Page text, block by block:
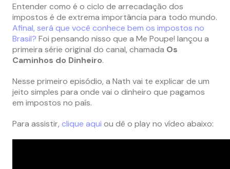
Entender como é o ciclo de arrecadação dos
impostos é de extrema importância para todo mundo.
Afinal, será que você conhece bem os impostos no
Brasil? Foi pensando nisso que a Me Poupe! lançou a
primeira série original do canal, chamada Os
Caminhos do Dinheiro.
Nesse primeiro episódio, a Nath vai te explicar de um
jeito simples para onde vai o dinheiro que pagamos
em impostos no país.
Para assistir, clique aqui ou dê o play no vídeo abaixo: